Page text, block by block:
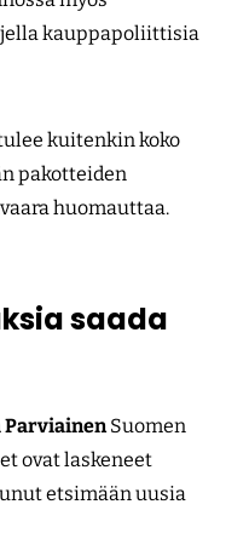
kauppapoliittisia
kuitenkin koko
pakotteiden
huomauttaa.
saada
ParviainenSuomen
ovat laskeneet
etsimään uusia